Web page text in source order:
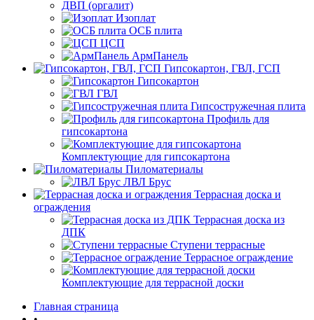
ДВП (оргалит)
Изоплат
ОСБ плита
ЦСП
АрмПанель
Гипсокартон, ГВЛ, ГСП
Гипсокартон
ГВЛ
Гипсостружечная плита
Профиль для
гипсокартона
Комплектующие для гипсокартона
Пиломатериалы
ЛВЛ Брус
Террасная доска и
ограждения
Террасная доска из
ДПК
Ступени террасные
Террасное ограждение
Комплектующие для террасной доски
Главная страница